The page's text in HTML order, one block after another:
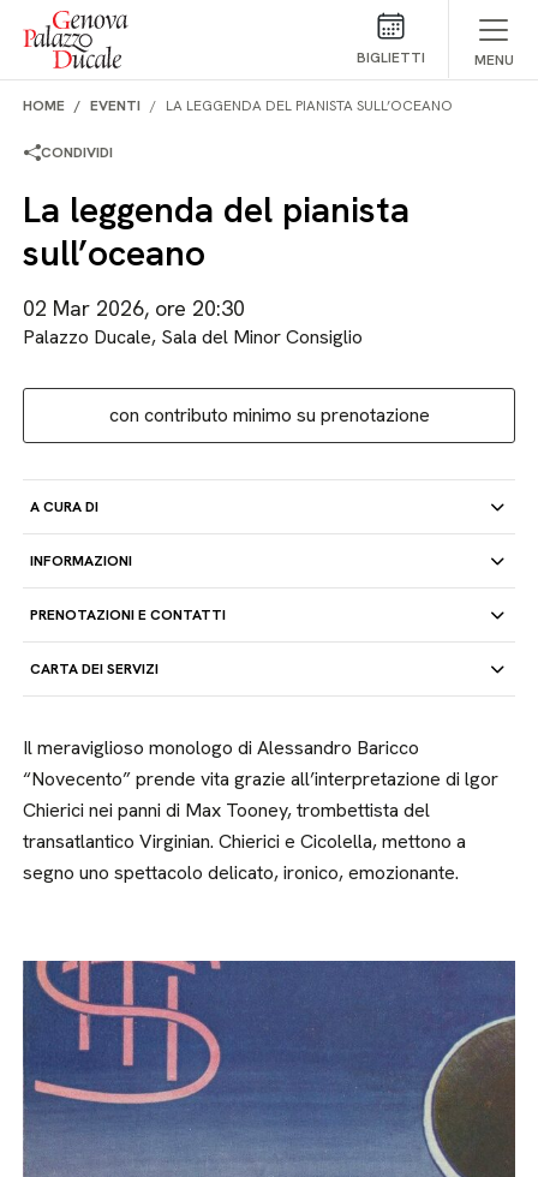
Salta al contenuto
BIGLIETTI MENU
HOME EVENTI LA LEGGENDA DEL PIANISTA SULL’OCEANO
CONDIVIDI
La leggenda del pianista
sull’oceano
02 Mar 2026, ore 20:30
Palazzo Ducale, Sala del Minor Consiglio
con contributo minimo su prenotazione
A CURA DI
INFORMAZIONI
PRENOTAZIONI E CONTATTI
CARTA DEI SERVIZI
Il meraviglioso monologo di Alessandro Baricco
“Novecento” prende vita grazie all’interpretazione di lgor
Chierici nei panni di Max Tooney, trombettista del
transatlantico Virginian. Chierici e Cicolella, mettono a
segno uno spettacolo delicato, ironico, emozionante.